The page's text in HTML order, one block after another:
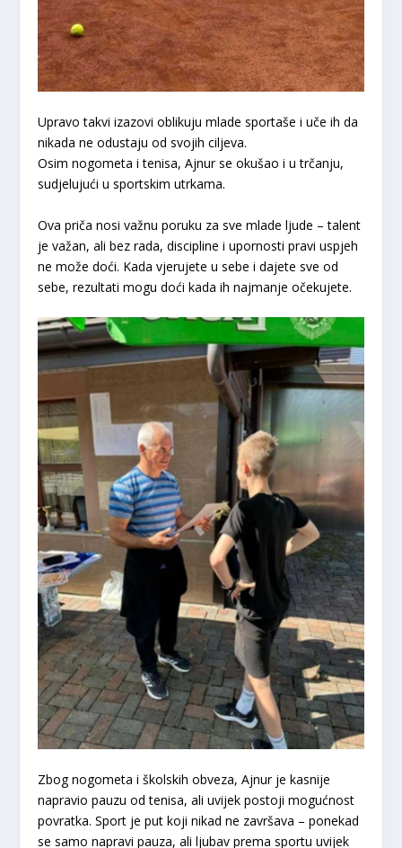
Upravo takvi izazovi oblikuju mlade sportaše i uče ih da
nikada ne odustaju od svojih ciljeva.
Osim nogometa i tenisa, Ajnur se okušao i u trčanju,
sudjelujući u sportskim utrkama.
Ova priča nosi važnu poruku za sve mlade ljude – talent
je važan, ali bez rada, discipline i upornosti pravi uspjeh
ne može doći. Kada vjerujete u sebe i dajete sve od
sebe, rezultati mogu doći kada ih najmanje očekujete.
Zbog nogometa i školskih obveza, Ajnur je kasnije
napravio pauzu od tenisa, ali uvijek postoji mogućnost
povratka. Sport je put koji nikad ne završava – ponekad
se samo napravi pauza, ali ljubav prema sportu uvijek